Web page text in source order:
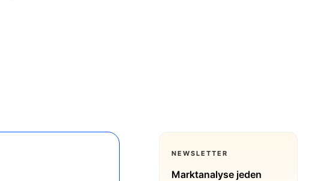
NEWSLETTER
Marktanalyse jeden